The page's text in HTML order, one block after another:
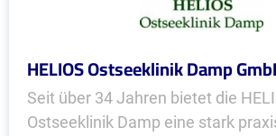
HELIOS Ostseeklinik Damp
Seit über 34 Jahren bietet die
Ostseeklinik Damp eine stark